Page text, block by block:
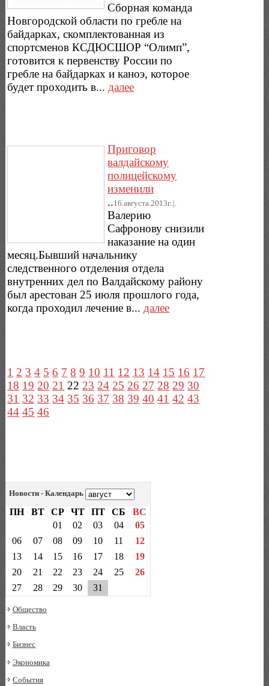
Сборная команда
Новгородской области по гребле на
байдарках, скомплектованная из
спортсменов КСДЮСШОР “Олимп”,
готовится к первенству России по
гребле на байдарках и каноэ, которое
будет проходить в... далее
Приговор
валдайскому
полицейскому
изменили
..16.августа.2013г..|.
Валерию
Сафронову снизили
наказание на один
месяц.Бывший начальнику
следственного отделения отдела
внутренних дел по Валдайскому району
был арестован 25 июля прошлого года,
когда проходил лечение в...далее
1 2 3 4 5 6 7 8 9 10 11 12 13 14 15 16 17
18 19 20 21 22 23 24 25 26 27 28 29 30
31 32 33 34 35 36 37 38 39 40 41 42 43
44 45 46
Новости - Календарь
ПН ВТ СР ЧТ ПТ СБ
ВС
01
02 03 04
05
06
07 08 09 10 11
12
13
14 15 16 17 18
19
20
21 22 23 24 25
26
27
28 29 30 31
Общество
Власть
Бизнес
Экономика
События